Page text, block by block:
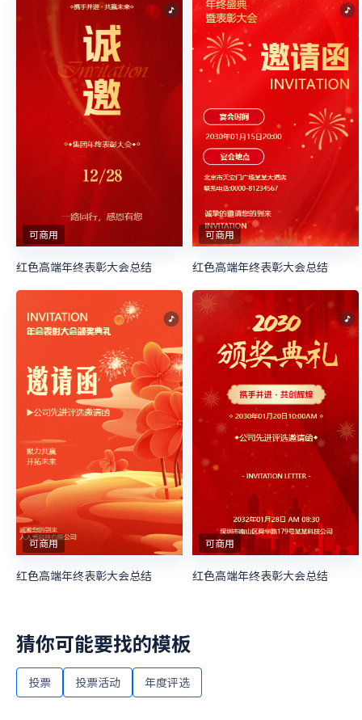
可商用
红色高端年终表彰大会总结
可商用
红色高端年终表彰大会总结
可商用
红色高端年终表彰大会总结
可商用
红色高端年终表彰大会总结
猜你可能要找的模板
投票 投票活动 年度评选